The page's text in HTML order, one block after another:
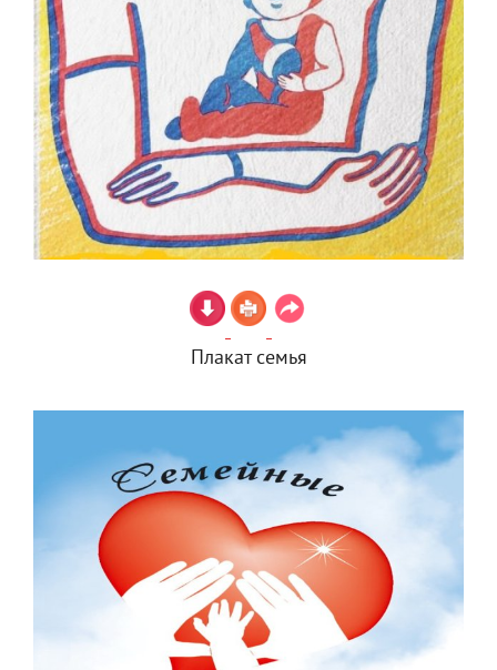
Плакат семья